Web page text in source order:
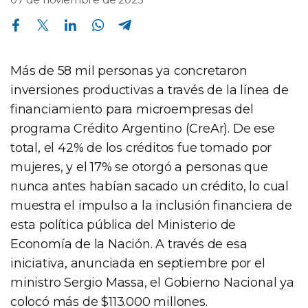
Compartir en Facebook Compartir en Twitter Compartir en Linkedin Compartir en Whatsapp
Más de 58 mil personas ya concretaron
inversiones productivas a través de la línea de
financiamiento para microempresas del
programa Crédito Argentino (CreAr). De ese
total, el 42% de los créditos fue tomado por
mujeres, y el 17% se otorgó a personas que
nunca antes habían sacado un crédito, lo cual
muestra el impulso a la inclusión financiera de
esta política pública del Ministerio de
Economía de la Nación. A través de esa
iniciativa, anunciada en septiembre por el
ministro Sergio Massa, el Gobierno Nacional ya
colocó más de $113.000 millones.